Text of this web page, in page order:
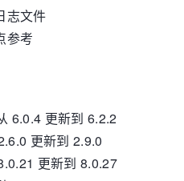
志文件
参考
6.0.4 更新到 6.2.2
更新到 2.9.0
更新到 8.0.27